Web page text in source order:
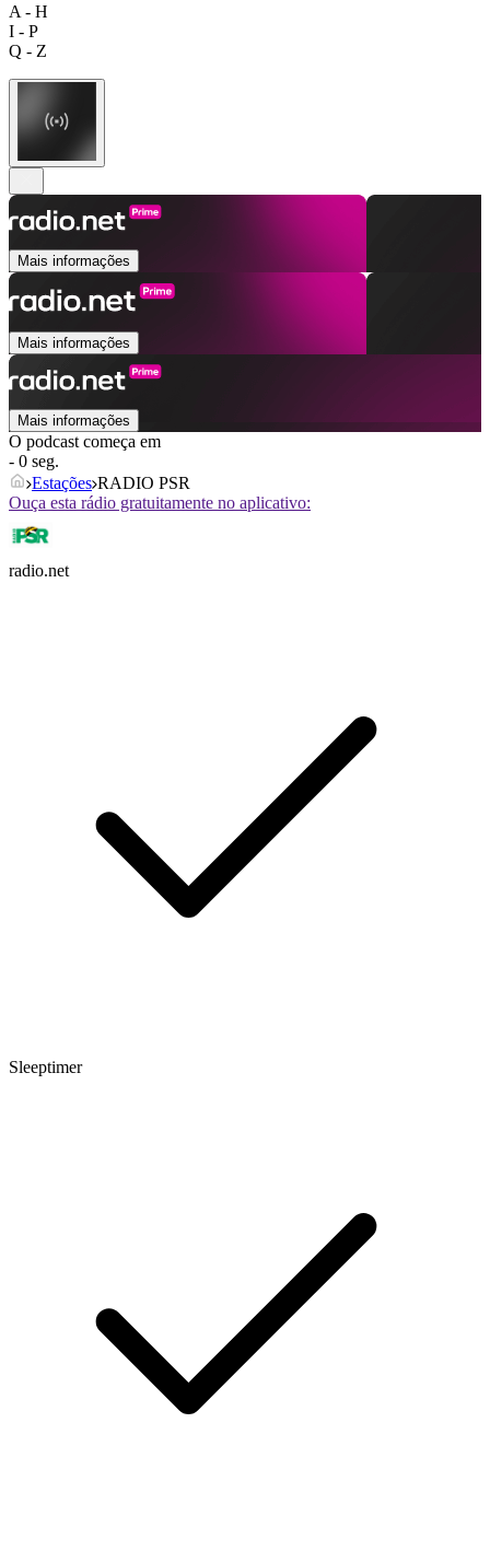
A - H
I - P
Q - Z
Mais informações
Mais informações
Mais informações
O podcast começa em
- 0 seg.
Estações RADIO PSR
Ouça esta rádio gratuitamente no aplicativo:
radio.net
Sleeptimer